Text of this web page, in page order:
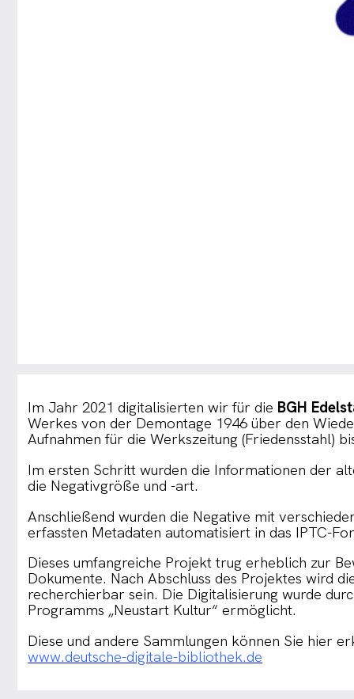
Im Jahr 2021 digitalisierten wir für die BGH
Werkes von der Demontage 1946 über den
Aufnahmen für die Werkszeitung (Friedensstahl)
Im ersten Schritt wurden die Informationen der
die Negativgröße und -art.
Anschließend wurden die Negative mit
erfassten Metadaten automatisiert in das IPTC-
Dieses umfangreiche Projekt trug erheblich zur
Dokumente. Nach Abschluss des Projektes wird
recherchierbar sein. Die Digitalisierung wurde
Programms „Neustart Kultur“ ermöglicht.
Diese und andere Sammlungen können Sie hier
www.deutsche-digitale-bibliothek.de